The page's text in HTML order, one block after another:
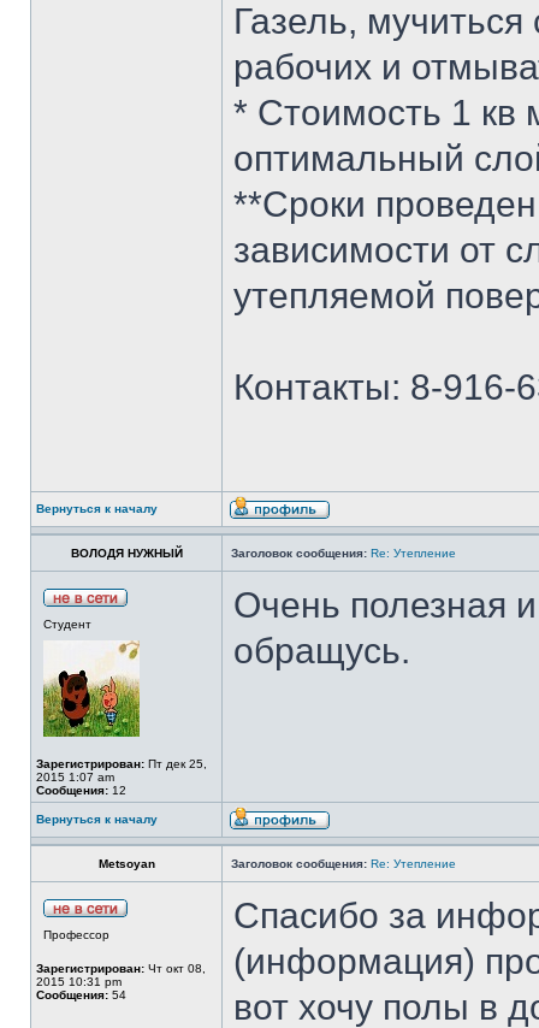
Газель,
рабочих и
* Стоимость 1 кв
оптимальный
**Сроки
зависимости от
утепляемой
Контакты: 8-916-
Вернуться к началу
ВОЛОДЯ НУЖНЫЙ Заголовок сообщения: Re: Утепление
Студент
Зарегистрирован: Пт дек 25,
2015 1:07 am
Сообщения: 12
Очень полезная
обращусь.
Вернуться к началу
Metsoyan Заголовок сообщения: Re: Утепление
Профессор
Зарегистрирован: Чт окт 08,
2015 10:31 pm
Сообщения: 54
Спасибо за
(информация)
вот хочу полы в